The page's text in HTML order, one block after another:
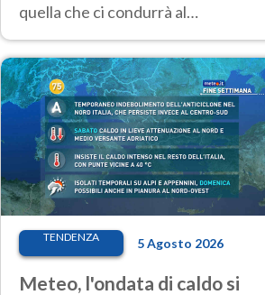
quella che ci condurrà al
temperature molto elevate
TENDENZA 5 Agosto 2026
Meteo, l'ondata di caldo si